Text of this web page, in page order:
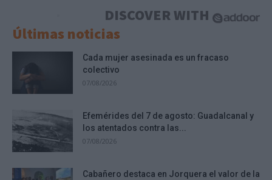
DISCOVER WITH
Últimas noticias
Cada mujer asesinada es un fracaso
colectivo
07/08/2026
Efemérides del 7 de agosto: Guadalcanal y
los atentados contra las...
07/08/2026
Cabañero destaca en Jorquera el valor de la